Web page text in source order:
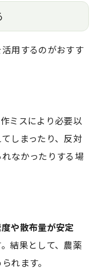
用するのがおすす
ミスにより必要以
しまったり、反対
なかったりする場
や散布量が安定
結果として、農薬
れます。